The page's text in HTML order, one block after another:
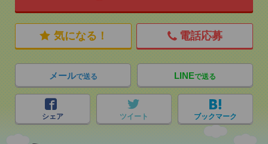
気になる！ 電話応募
メールで送る LINEで送る
シェア ツイート ブックマーク